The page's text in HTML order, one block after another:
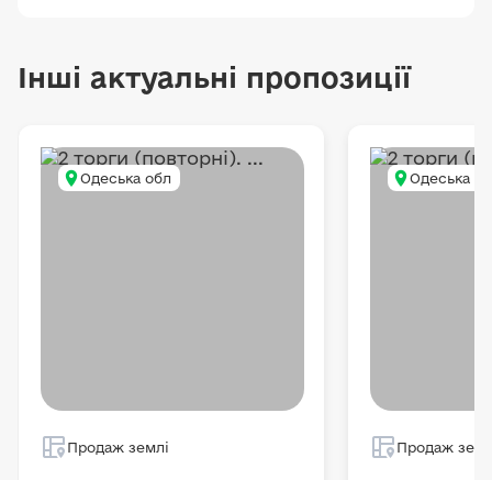
Інші актуальні пропозиції
Одеська обл
Продаж землі
Одеська
Продаж